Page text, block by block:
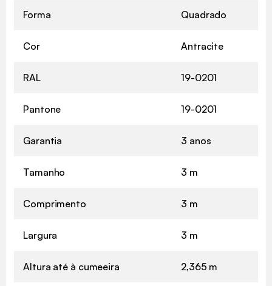
Forma Quadrado
Cor Antracite
RAL 19-0201
Pantone 19-0201
Garantia 3 anos
Tamanho 3 m
Comprimento 3 m
Largura 3 m
Altura até à cumeeira 2,365 m